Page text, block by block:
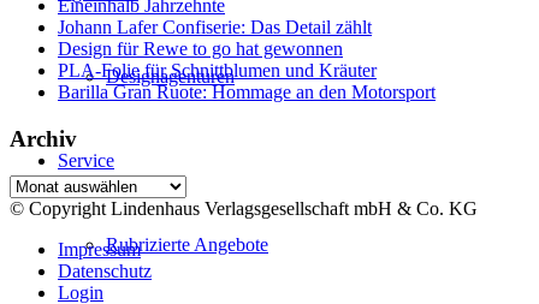
Designagenturen
Service
Rubrizierte Angebote
Eineinhalb Jahrzehnte
Johann Lafer Confiserie: Das Detail zählt
Design für Rewe to go hat gewonnen
PLA-Folie für Schnittblumen und Kräuter
Barilla Gran Ruote: Hommage an den Motorsport
Archiv
Archiv
© Copyright Lindenhaus Verlagsgesellschaft mbH & Co. KG
Impressum
Datenschutz
Login